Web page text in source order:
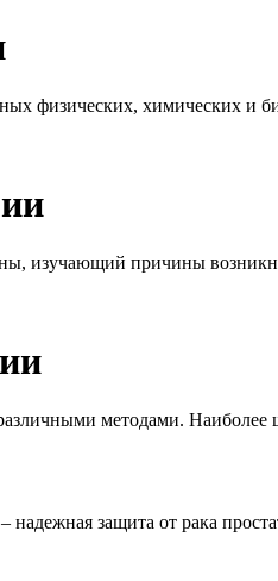
физических, химических и
изучающий причины
методами. Наиболее
надежная защита от рака